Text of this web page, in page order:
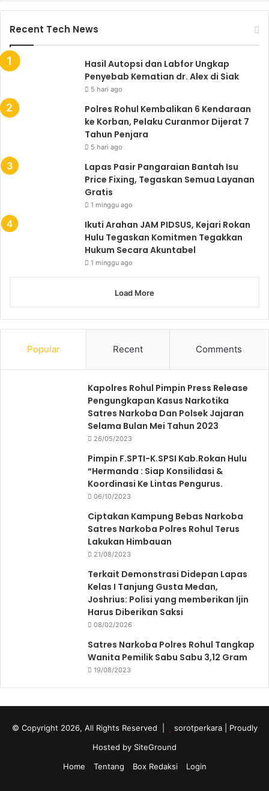
Recent Tech News
Hasil Autopsi dan Labfor Ungkap
Penyebab Kematian dr. Alex di Siak
5 hari ago
Polres Rohul Kembalikan 6 Kendaraan
ke Korban, Pelaku Curanmor Dijerat 7
Tahun Penjara
5 hari ago
Lapas Pasir Pangaraian Bantah Isu
Price Fixing, Tegaskan Semua Layanan
Gratis
1 minggu ago
Ikuti Arahan JAM PIDSUS, Kejari Rokan
Hulu Tegaskan Komitmen Tegakkan
Hukum Secara Akuntabel
1 minggu ago
Load More
Popular Recent Comments
Kapolres Rohul Pimpin Press Release
Pengungkapan Kasus Narkotika
Satres Narkoba Dan Polsek Jajaran
Selama Bulan Mei Tahun 2023
26/05/2023
Pimpin F.SPTI-K.SPSI Kab.Rokan Hulu
“Hermanda : Siap Konsilidasi &
Koordinasi Ke Lintas Pengurus.
06/10/2023
Ciptakan Kampung Bebas Narkoba
Satres Narkoba Polres Rohul Terus
Lakukan Himbauan
21/08/2023
Terkait Demonstrasi Didepan Lapas
Kelas I Tanjung Gusta Medan,
Joshrius: Polisi yang memberikan Ijin
Harus Diberikan Saksi
08/02/2026
Satres Narkoba Polres Rohul Tangkap
Wanita Pemilik Sabu Sabu 3,12 Gram
19/08/2023
© Copyright 2026, All Rights Reserved | sorotperkara
| Proudly
Hosted by SiteGround
Home
Tentang Box Redaksi Login